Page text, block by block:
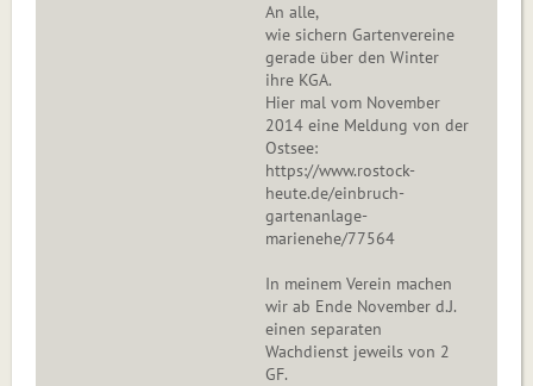
An alle,
wie sichern Gartenvereine
gerade über den Winter
ihre KGA.
Hier mal vom November
2014 eine Meldung von der
Ostsee:
https://www.rostock-
heute.de/einbruch-
gartenanlage-
marienehe/77564
In meinem Verein machen
wir ab Ende November d.J.
einen separaten
Wachdienst jeweils von 2
GF.